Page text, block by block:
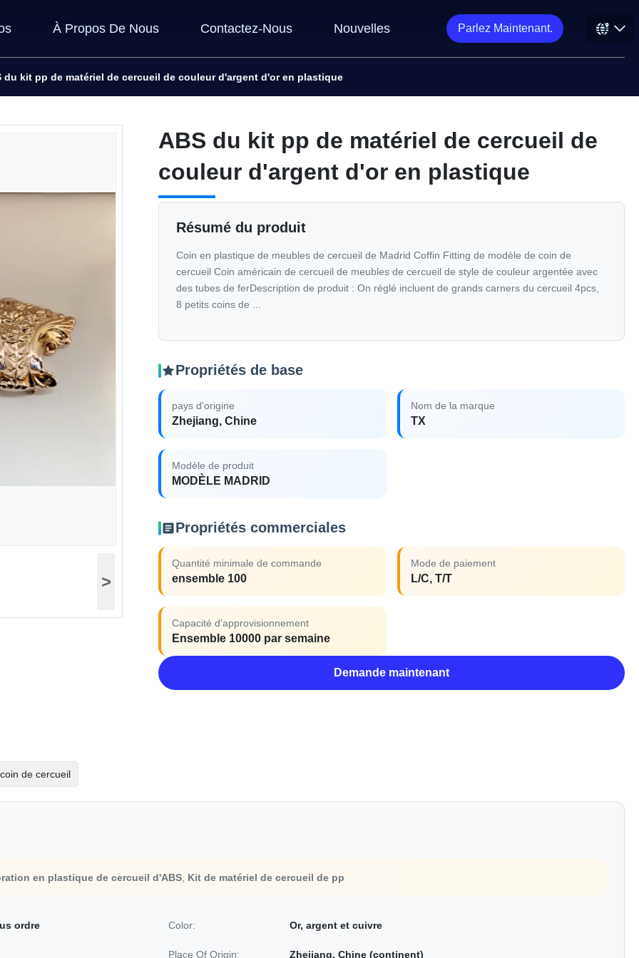
À Propos De Nous Contactez-Nous Nouvelles Parlez Maintenant.
du kit pp de matériel de cercueil de couleur d'argent d'or en plastique
>
ABS du kit pp de matériel de cercueil de
couleur d'argent d'or en plastique
Résumé du produit
Coin en plastique de meubles de cercueil de Madrid Coffin Fitting de modèle de coin de
cercueil Coin américain de cercueil de meubles de cercueil de style de couleur argentée avec
des tubes de ferDescription de produit : On réglé incluent de grands carners du cercueil 4pcs,
8 petits coins de ...
Propriétés de base
pays d'origine
Zhejiang, Chine
Nom de la marque
TX
Modèle de produit
MODÈLE MADRID
Propriétés commerciales
Quantité minimale de commande
ensemble 100
Mode de paiement
L/C, T/T
Capacité d'approvisionnement
Ensemble 10000 par semaine
Demande maintenant
coin de cercueil
en plastique de cercueil d'ABS Kit de matériel de cercueil de pp
ordre Color: Or, argent et cuivre
Place Of Origin: Zhejiang, Chine (continent)